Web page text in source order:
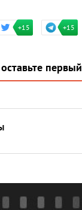
+15 +15
первый